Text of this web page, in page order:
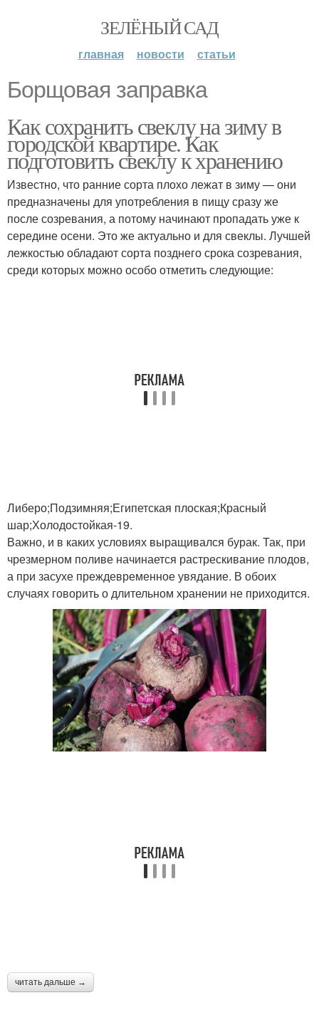
ЗЕЛЁНЫЙ САД
главная новости статьи
Борщовая заправка
Как сохранить свеклу на зиму в
городской квартире. Как
подготовить свеклу к хранению
Известно, что ранние сорта плохо лежат в зиму — они
предназначены для употребления в пищу сразу же
после созревания, а потому начинают пропадать уже к
середине осени. Это же актуально и для свеклы. Лучшей
лежкостью обладают сорта позднего срока созревания,
среди которых можно особо отметить следующие:
Либеро;Подзимняя;Египетская плоская;Красный
шар;Холодостойкая-19.
Важно, и в каких условиях выращивался бурак. Так, при
чрезмерном поливе начинается растрескивание плодов,
а при засухе преждевременное увядание. В обоих
случаях говорить о длительном хранении не приходится.
читать дальше →